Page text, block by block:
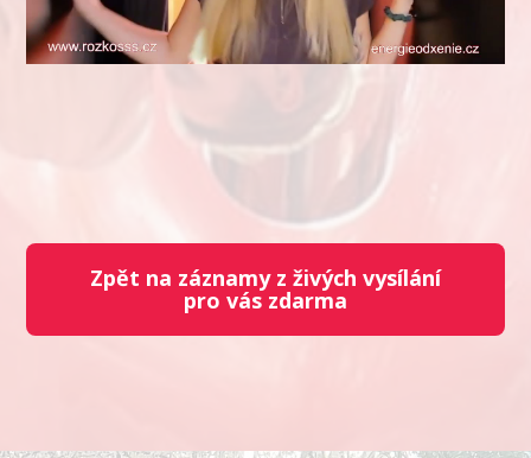
Zpět na záznamy z živých vysílání
pro vás zdarma